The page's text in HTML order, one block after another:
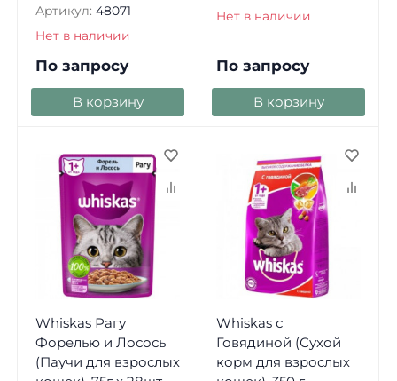
Артикул: 48071
Нет в наличии
По запросу
В корзину
Нет в наличии
По запросу
В корзину
Whiskas Рагу
Форелью и Лосось
(Паучи для взрослых
Whiskas с
Говядиной (Сухой
корм для взрослых